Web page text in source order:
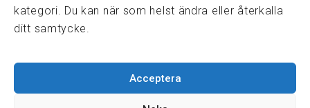
kategori. Du kan när som helst ändra eller återkalla
ditt samtycke.
Acceptera
Dataskyddsförordningen
Samarbeten
Fastighetsmäklarinspektionen